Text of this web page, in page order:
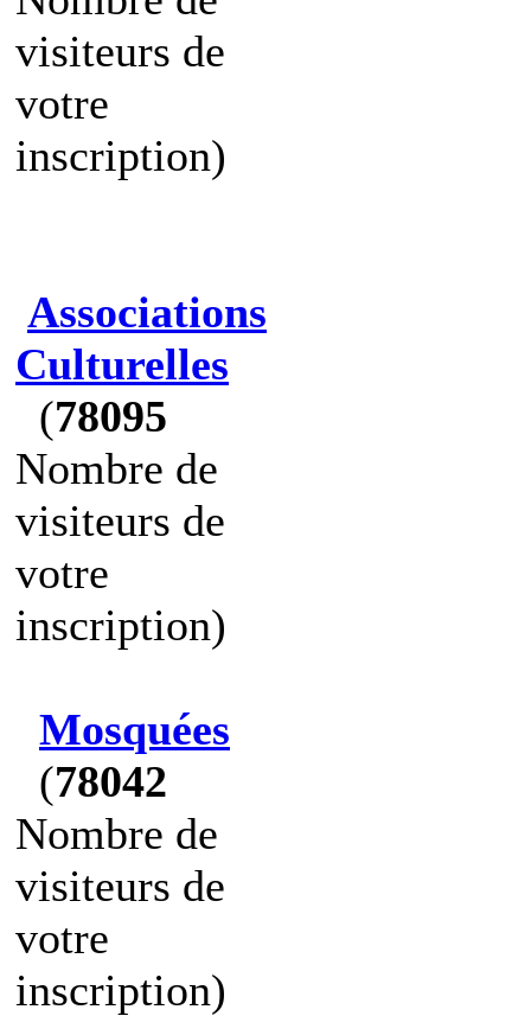
visiteurs de
votre
inscription)
Associations
Culturelles
(78095
Nombre de
visiteurs de
votre
inscription)
Mosquées
(78042
Nombre de
visiteurs de
votre
inscription)